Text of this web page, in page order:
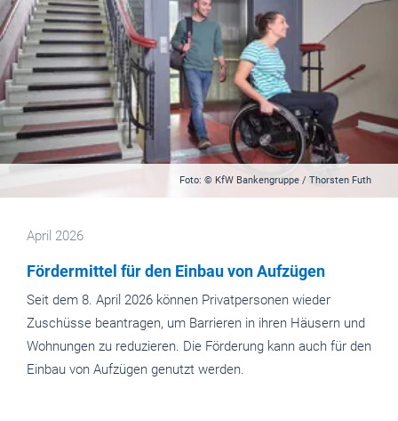
Foto: © KfW Bankengruppe / Thorsten Futh
April 2026
Fördermittel für den Einbau von Aufzügen
Seit dem 8. April 2026 können Privatpersonen wieder
Zuschüsse beantragen, um Barrieren in ihren Häusern und
Wohnungen zu reduzieren. Die Förderung kann auch für den
Einbau von Aufzügen genutzt werden.